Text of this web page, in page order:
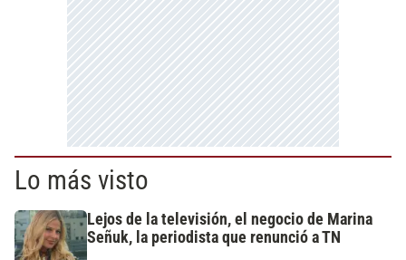
Lo más visto
Lejos de la televisión, el negocio de Marina
Señuk, la periodista que renunció a TN